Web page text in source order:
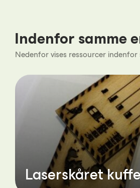
Indenfor samme
Nedenfor vises ressourcer indenfor
Laserskåret